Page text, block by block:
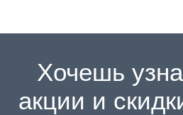
Хочешь
акции и